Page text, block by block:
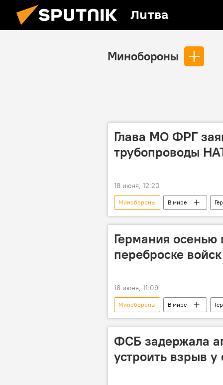
Литва
Минобороны
Глава МО ФРГ
трубопроводы
18 июня, 12:20
Минобороны В мире
топливо
восточный фланг
Германия осенью
переброске
18 июня, 11:09
Минобороны В мире
военные учения
ФСБ задержала
устроить взрыв